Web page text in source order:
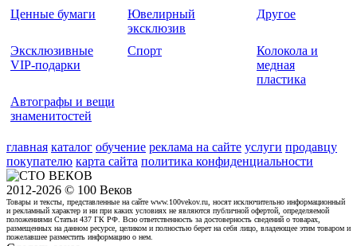
Ценные бумаги
Ювелирный
эксклюзив
Другое
Эксклюзивные
VIP-подарки
Спорт
Колокола и
медная
пластика
Автографы и вещи
знаменитостей
главная каталог обучение реклама на сайте услуги продавцу
покупателю карта сайта политика конфиденциальности
2012-2026 © 100 Веков
Товары и тексты, представленные на сайте www.100vekov.ru, носят исключительно информационный
и рекламный характер и ни при каких условиях не являются публичной офертой, определяемой
положениями Статьи 437 ГК РФ. Всю ответственность за достоверность сведений о товарах,
размещенных на данном ресурсе, целиком и полностью берет на себя лицо, владеющее этим товаром и
пожелавшее разместить информацию о нем.